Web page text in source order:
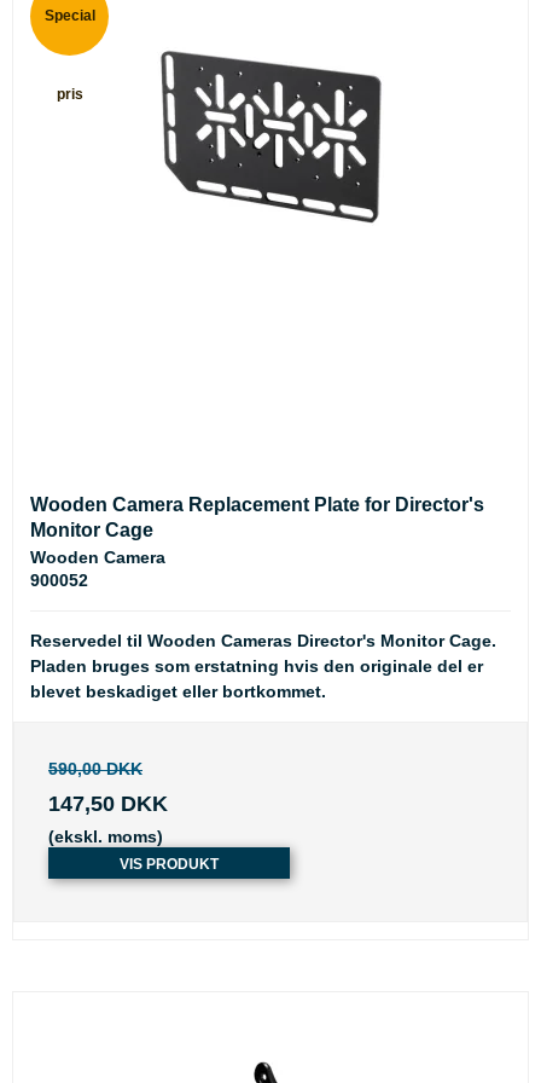
Special
pris
Wooden Camera Replacement Plate for Director's
Monitor Cage
Wooden Camera
900052
Reservedel til Wooden Cameras Director's Monitor Cage.
Pladen bruges som erstatning hvis den originale del er
blevet beskadiget eller bortkommet.
590,00 DKK
147,50 DKK
(ekskl. moms)
VIS PRODUKT